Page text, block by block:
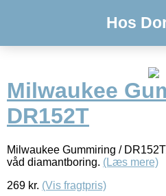
Hos
Milwaukee
DR152T
Milwaukee Gummiring /
våd diamantboring. (Læs mere)
269 kr. (Vis fragtpris)